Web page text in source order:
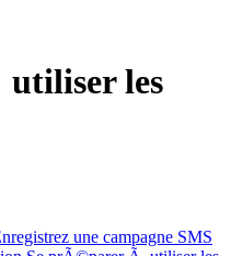
les
une campagne SMS